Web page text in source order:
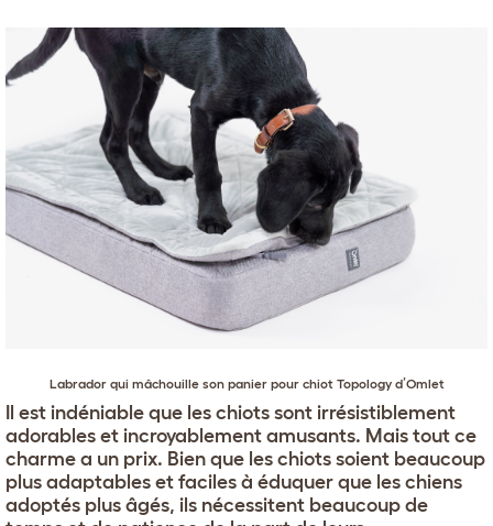
d
o
w
Labradorqui mâchouille son panier pour chiot Topology d’Omlet
Il est indéniable que les chiots sont irrésistiblement
adorables et incroyablement amusants. Mais tout ce
charme a un prix. Bien que les chiots soient beaucoup
plus adaptables et faciles à éduquer que les chiens
adoptés plus âgés, ils nécessitent beaucoup de